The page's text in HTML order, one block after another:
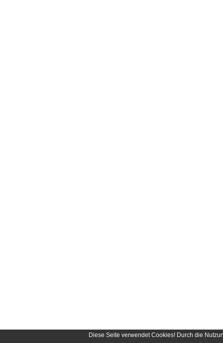
Diese Seite verwendet Cookies! Durch die